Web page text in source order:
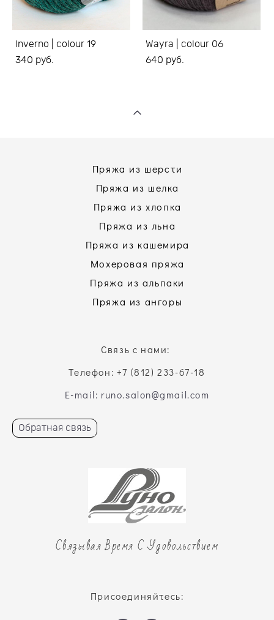
Inverno | colour 19
340 pуб.
Wayra | colour 06
640 pуб.
Пряжа из шерсти
Пряжа из шелка
Пряжа из хлопка
Пряжа из льна
Пряжа из кашемира
Мохеровая пряжа
Пряжа из альпаки
Пряжа из ангоры
Связь с нами:
Телефон: +7 (812) 233-67-18
E-mail: runo.salon@gmail.com
Обратная связь
Связывая Время С Удовольствием
Присоединяйтесь: